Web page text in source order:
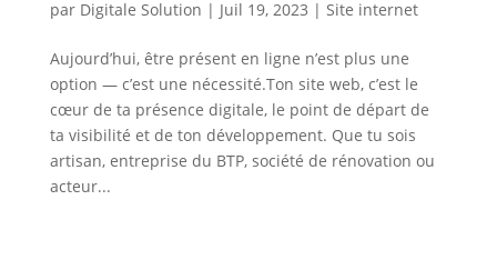
par Digitale Solution | Juil 19, 2023 | Site internet
Aujourd’hui, être présent en ligne n’est plus une
option — c’est une nécessité.Ton site web, c’est le
cœur de ta présence digitale, le point de départ de
ta visibilité et de ton développement. Que tu sois
artisan, entreprise du BTP, société de rénovation ou
acteur...